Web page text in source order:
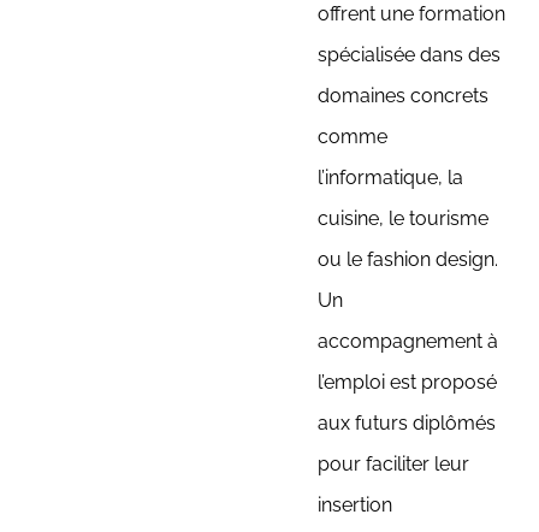
offrent une formation
spécialisée dans des
domaines concrets
comme
l’informatique, la
cuisine, le tourisme
ou le fashion design.
Un
accompagnement à
l’emploi est proposé
aux futurs diplômés
pour faciliter leur
insertion